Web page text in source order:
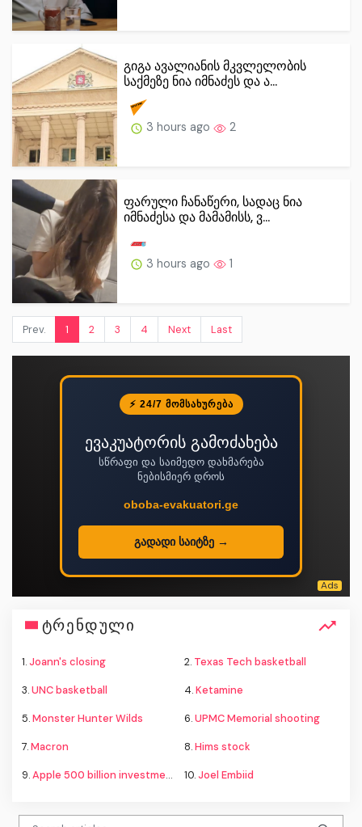
გიგა ავალიანის მკვლელობის
საქმეზე ნია იმნაძეს და ა...
3 hours ago 2
ფარული ჩანაწერი, სადაც ნია
იმნაძესა და მამამისს, ვ...
3 hours ago 1
Prev. 1 2 3 4 Next Last
⚡ 24/7 ᲛᲝᲛᲡᲐᲮᲣᲠᲔᲑᲐ
ევაკუატორის გამოძახება
სწრაფი და საიმედო დახმარება
ნებისმიერ დროს
oboba-evakuatori.ge
გადადი საიტზე →
ტრენდული
1.Joann's closing 2. Texas Tech basketball
3.UNC basketball 4.Ketamine
5.Monster Hunter Wilds 6.UPMC Memorial shooting
7.Macron 8.Hims stock
9.Apple 500 billion investment 10.Joel Embiid